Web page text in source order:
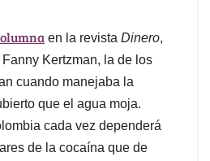
en la revista Dinero,
Fanny Kertzman, la de los
cuando manejaba la
que el agua moja.
cada vez dependerá
de la cocaína que de